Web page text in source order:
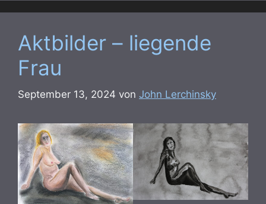
Aktbilder – liegende
Frau
September 13, 2024 von John Lerchinsky